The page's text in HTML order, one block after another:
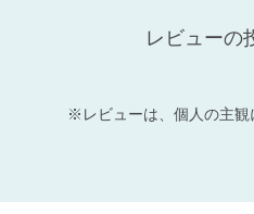
レビューの
※レビューは、個人の主観